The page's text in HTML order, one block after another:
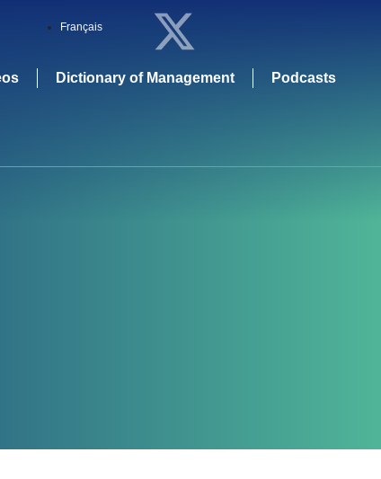
Français
Dictionary of Management Podcasts